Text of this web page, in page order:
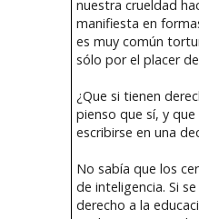
nuestra crueldad
manifiesta en
es muy común
sólo por el placer
¿Que si tienen
pienso que sí, y
escribirse en una
No sabía que los
de inteligencia. Si
derecho a la